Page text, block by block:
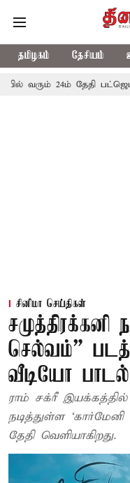
தமிழகம் தேசியம்
24ம் தேதி பட்ஜெட் தாக்கல்
சினிமா செய்திகள்
சமுத்திரக்கனி
செல்வம்”
வீடியோ
ராம் சக்ரீ
நடித்துள்ள
தேதி வெளியாகிறது.